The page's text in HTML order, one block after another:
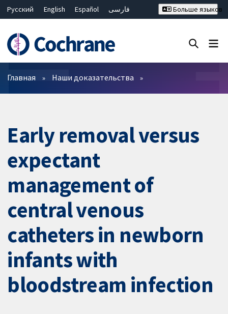
Русский English Español
فارسی
Bahasa Malaysia
ไทย
繁體中文
简体中文
Больше языков
Фильтры
Главная Наши доказательства
Early removal versus
expectant
management of
central venous
catheters in newborn
infants with
bloodstream infection